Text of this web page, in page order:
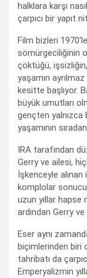
halklara karşı
çarpıcı bir yapıt
Film bizleri
sömürgeciliğinin
çöktüğü,
yaşamın
kesitte başlıyor.
büyük umutları
gençten yalnızca
yaşamının
IRA tarafından
Gerry ve ailesi,
İşkenceyle
komplolar
uzun yıllar hapse
ardından Gerry
Eser aynı
biçimlerinden biri
tahribatı da
Emperyalizmin